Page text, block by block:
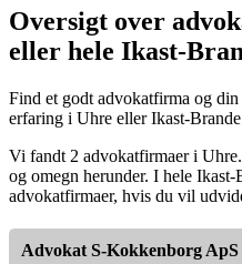
Oversigt over
eller hele Ikast-
Find et godt advokatfirma og
erfaring i Uhre eller Ikast-
Vi fandt 2 advokatfirmaer i
og omegn herunder. I hele
advokatfirmaer, hvis du vil
Advokat S-Kokkenborg ApS